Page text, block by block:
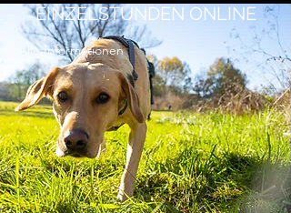
EINZELSTUNDEN ONLINE
Alle Informationen